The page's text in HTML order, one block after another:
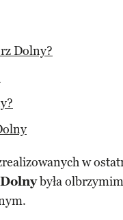
Dolny?
w
była